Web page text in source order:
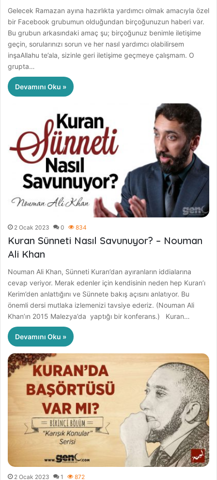
Gelecek Ramazan ayına hazırlıkta yardımcı olmak amacıyla özel
bir Facebook grubumun olduğundan birçoğunuzun haberi var.
Bu grubun arkasındaki amaç şu; birçoğunuz benimle iletişime
geçin, sorularınızı sorun ve her nasıl yardımcı olabilirsem
inşaAllahu te’ala, sizinle geri iletişime geçmeye çalışmam. O
grupta…
Devamını Oku »
2 Ocak 2023 0 834
Kuran Sünneti Nasıl Savunuyor? – Nouman
Ali Khan
Nouman Ali Khan, Sünneti Kuran’dan ayıranların iddialarına
cevap veriyor. Merak edenler için kendisinin neden hep Kuran’ı
Kerim’den anlattığını ve Sünnete bakış açısını anlatıyor. Bu
önemli dersi mutlaka izlemenizi tavsiye ederiz. (Nouman Ali
Khan’ın 2015 Malezya’da yaptığı bir konferans.) Kuran…
Devamını Oku »
2 Ocak 2023 1 872